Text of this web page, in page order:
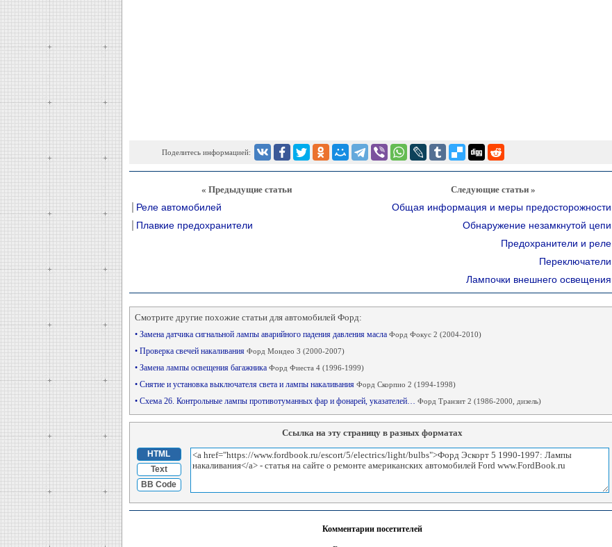
Поделитесь информацией:
« Предыдущие статьи
Реле автомобилей
Плавкие предохранители
Следующие статьи »
Общая информация и меры предосторожности
Обнаружение незамкнутой цепи
Предохранители и реле
Переключатели
Лампочки внешнего освещения
Смотрите другие похожие статьи для автомобилей Форд:
• Замена датчика сигнальной лампы аварийного падения давления масла Форд Фокус 2 (2004-2010)
• Проверка свечей накаливания Форд Мондео 3 (2000-2007)
• Замена лампы освещения багажника Форд Фиеста 4 (1996-1999)
• Снятие и установка выключателя света и лампы накаливания Форд Скорпио 2 (1994-1998)
• Схема 26. Контрольные лампы противотуманных фар и фонарей, указателей… Форд Транзит 2 (1986-2000, дизель)
Ссылка на эту страницу в разных форматах
HTML
Text
BB Code
Комментарии посетителей